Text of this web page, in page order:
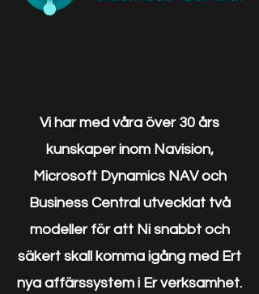
Vi har med våra över 30 års
kunskaper inom Navision,
Microsoft Dynamics NAV och
Business Central utvecklat två
modeller för att Ni snabbt och
säkert skall komma igång med Ert
nya affärssystem i Er verksamhet.